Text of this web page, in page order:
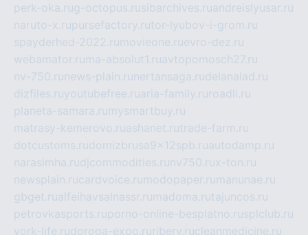
perk-oka.rug-octopus.rusibarchives.ruandreislyusar.ru
naruto-x.rupursefactory.rutor-lyubov-i-grom.ru
spayderhed-2022.ru movieone.ruevro-dez.ru
webamator.ru ma-absolut1.ruavtopomosch27.ru
nv-750.ru news-plain.ru nertansaga.rudelanalad.ru
dizfiles.ruyoutubefree.ruaria-family.ru roadli.ru
planeta-samara.ru mysmartbuy.ru
matrasy-kemerovo.ruashanet.rutrade-farm.ru
dotcustoms.rudomizbrusa9x12spb.ruautodamp.ru
narasimha.rudjcommodities.ru nv750.rux-ton.ru
newsplain.rucardvoice.ru modopaper.ru manunae.ru
gbget.rualfeihavsalnassr.ru madoma.rutajuncos.ru
petrovkasports.ruporno-online-besplatno.rusplclub.ru
york-life.rudoroga-expo.ru ribery.rucleanmedicine.ru